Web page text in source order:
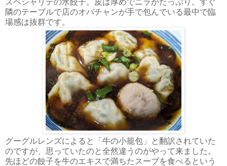
隣のテーブルで店のオバチャンが手で包んでいる最中で臨
場感は抜群です。
グーグルレンズによると「牛の小籠包」と翻訳されていた
のですが、思っていたのと全然違うのがやって来ました。
先ほどの餃子を牛のエキスで満ちたスープを食べるという